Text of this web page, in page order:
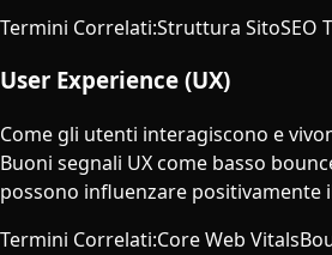
Termini Correlati:Struttura SitoSEO
User Experience (UX)
Come gli utenti interagiscono e
Buoni segnali UX come basso
possono influenzare positivamente
Termini Correlati:Core Web Vitals